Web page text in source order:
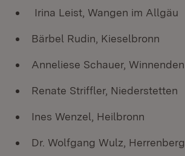
Irina Leist, Wangen im Allgäu
Bärbel Rudin, Kieselbronn
Anneliese Schauer, Winnenden
Renate Striffler, Niederstetten
Ines Wenzel, Heilbronn
Dr. Wolfgang Wulz, Herrenberg